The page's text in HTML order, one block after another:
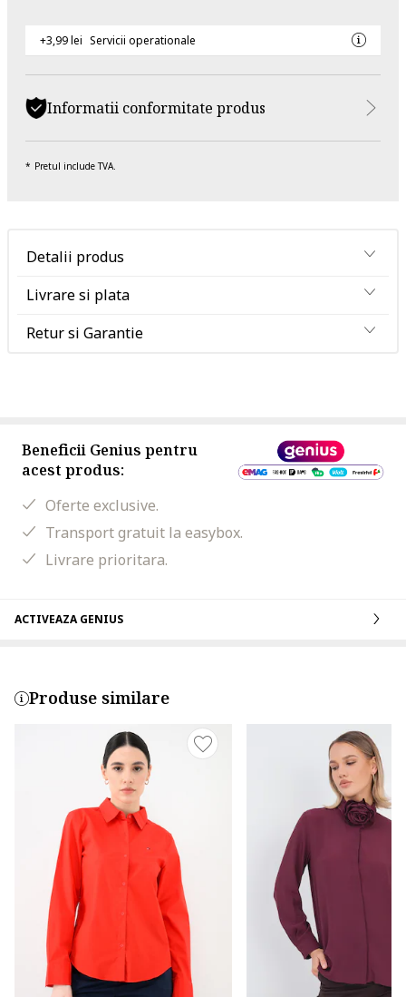
+3,99 lei Servicii operationale
Informatii conformitate produs
Pretul include TVA.
Detalii produs
Livrare si plata
Retur si Garantie
Beneficii Genius pentru
acest produs:
Oferte exclusive.
Transport gratuit la easybox.
Livrare prioritara.
ACTIVEAZA GENIUS
Produse similare